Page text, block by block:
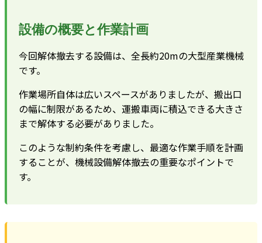
設備の概要と作業計画
今回解体撤去する設備は、全長約20mの大型産業機械
です。
作業場所自体は広いスペースがありましたが、搬出口
の幅に制限があるため、運搬車両に積込できる大きさ
まで解体する必要がありました。
このような制約条件を考慮し、最適な作業手順を計画
することが、機械設備解体撤去の重要なポイントで
す。